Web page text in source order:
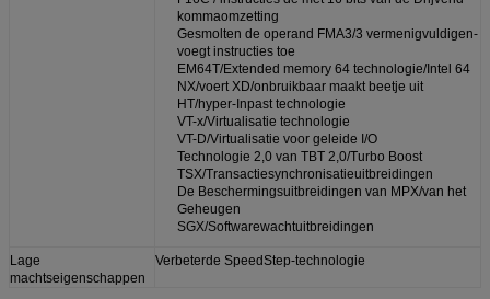
kommaomzetting
Gesmolten de operand FMA3/3 vermenigvuldigen-
voegt instructies toe
EM64T/Extended memory 64 technologie/Intel 64
NX/voert XD/onbruikbaar maakt beetje uit
HT/hyper-Inpast technologie
VT-x/Virtualisatie technologie
VT-D/Virtualisatie voor geleide I/O
Technologie 2,0 van TBT 2,0/Turbo Boost
TSX/Transactiesynchronisatieuitbreidingen
De Beschermingsuitbreidingen van MPX/van het
Geheugen
SGX/Softwarewachtuitbreidingen
Lage
machtseigenschappen
Verbeterde SpeedStep-technologie